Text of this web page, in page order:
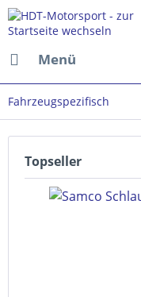
Menü
Fahrzeugspezifisch
Topseller